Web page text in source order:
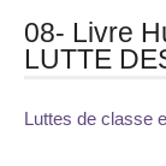
08- Livre
LUTTE
Luttes de classe